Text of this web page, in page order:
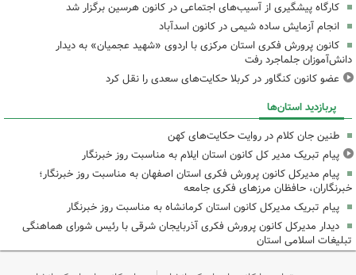
کارگاه پیشگیری از آسیب‌های اجتماعی در کانون هرسین برگزار شد
انجام آزمایش ساده شیمی در کانون اسدآباد
کانون پرورش فکری استان مرکزی با اردوی «شهید عجمیان» به دیدار
دانش‌آموزان جلماجرد رفت
عضو کانون کنگاور در کربلا حکایت‌های سعدی را نقل کرد
پربازدید استان‌ها
طنین جان کلام در روایت حکایت‌های کهن
پیام تبریک مدیر کل کانون استان ایلام به مناسبت روز خبرنگار
پیام مدیرکل کانون پرورش فکری استان اصفهان به مناسبت روز خبرنگار؛
خبرنگاران، حافظان مرزهای فکری جامعه
پیام تبریک مدیرکل کانون استان کرمانشاه به مناسبت روز خبرنگار
دیدار مدیرکل کانون پرورش فکری آذربایجان شرقی با رئیس شورای هماهنگی
تبلیغات اسلامی استان